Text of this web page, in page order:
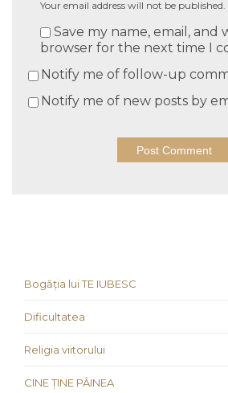
Your email address will not be published.
Save my name, email, and
browser for the next time I
Notify me of follow-up
Notify me of new posts by
Bogăția lui TE IUBESC
Dificultatea
Religia viitorului
CINE ȚINE PÂINEA